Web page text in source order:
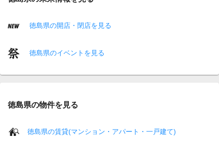
徳島県の開店・閉店を見る
徳島県のイベントを見る
徳島県の物件を見る
徳島県の賃貸(マンション・アパート・一戸建て)